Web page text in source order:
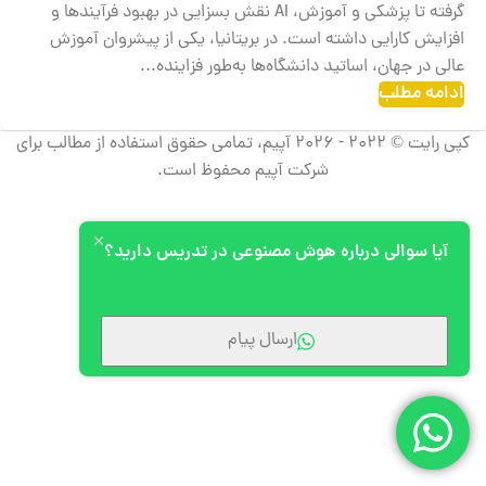
گرفته تا پزشکی و آموزش، AI نقش بسزایی در بهبود فرآیندها و
افزایش کارایی داشته است. در بریتانیا، یکی از پیشروان آموزش
عالی در جهان، اساتید دانشگاه‌ها به‌طور فزاینده‌...
ادامه مطلب
کپی رایت © 2022 - 2026 آپیم، تمامی حقوق استفاده از مطالب برای
شرکت آپیم محفوظ است.
آیا سوالی درباره هوش مصنوعی در تدریس دارید؟
ارسال پیام